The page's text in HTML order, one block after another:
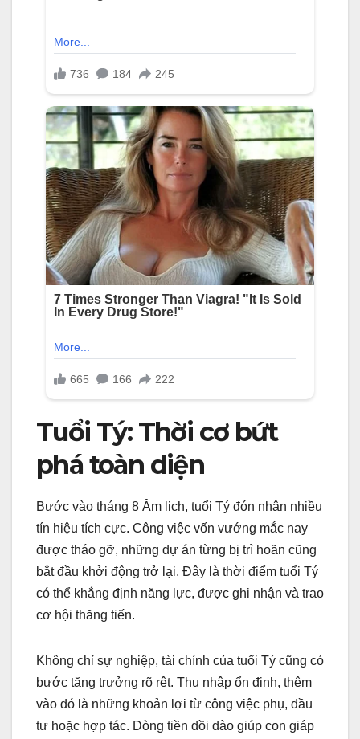
Tuổi Tý: Thời cơ bứt
phá toàn diện
Bước vào tháng 8 Âm lịch, tuổi Tý đón nhận nhiều
tín hiệu tích cực. Công việc vốn vướng mắc nay
được tháo gỡ, những dự án từng bị trì hoãn cũng
bắt đầu khởi động trở lại. Đây là thời điểm tuổi Tý
có thể khẳng định năng lực, được ghi nhận và trao
cơ hội thăng tiến.
Không chỉ sự nghiệp, tài chính của tuổi Tý cũng có
bước tăng trưởng rõ rệt. Thu nhập ổn định, thêm
vào đó là những khoản lợi từ công việc phụ, đầu
tư hoặc hợp tác. Dòng tiền dồi dào giúp con giáp